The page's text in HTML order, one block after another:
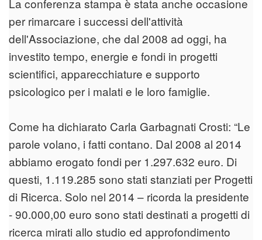
per rimarcare i successi dell'attività
dell'Associazione, che dal 2008 ad oggi, ha
investito tempo, energie e fondi in progetti
scientifici, apparecchiature e supporto
psicologico per i malati e le loro famiglie.
Come ha dichiarato Carla Garbagnati Crosti: “Le
parole volano, i fatti contano. Dal 2008 al 2014
abbiamo erogato fondi per 1.297.632 euro. Di
questi, 1.119.285 sono stati stanziati per Progetti
di Ricerca. Solo nel 2014 – ricorda la presidente
- 90.000,00 euro sono stati destinati a progetti di
ricerca mirati allo studio ed approfondimento